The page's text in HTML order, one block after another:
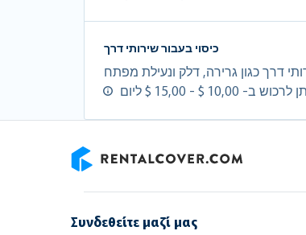
כיסוי בעבור שירותי דרך
Συνδεθείτε μαζί μας